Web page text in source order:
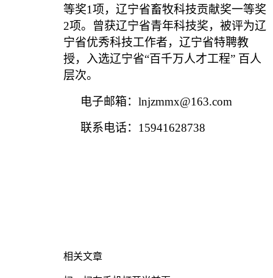
等奖1项，辽宁省畜牧科技贡献奖一等奖
2项。曾获辽宁省青年科技奖，被评为辽
宁省优秀科技工作者，辽宁省特聘教
授，入选辽宁省“百千万人才工程” 百人
层次。
电子邮箱：lnjzmmx@163.com
联系电话：15941628738
相关文章